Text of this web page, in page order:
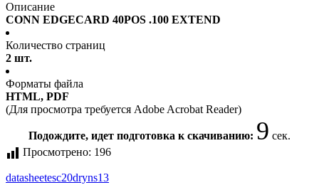
Описание
CONN EDGECARD 40POS .100 EXTEND
Количество страниц
2 шт.
Форматы файла
HTML, PDF
(Для просмотра требуется Adobe Acrobat Reader)
Подождите, идет подготовка к скачиванию: 9 сек.
Просмотрено: 196
datasheetesc20dryns13